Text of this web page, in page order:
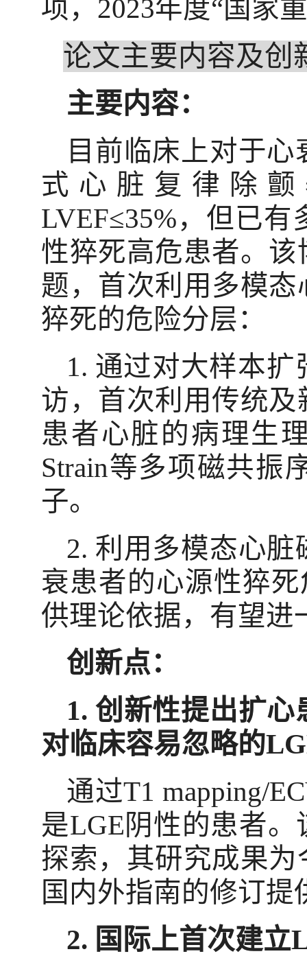
项， 2023年度“国家
论文主要内容及创
主要内容：
目前临床上对于
式心脏复律除
LVEF≤35% ，但已有
性猝死高危患者。
题，首次利用多模
猝死的危险分层：
1. 通过对大样本扩
访，首次利用传统
患者心脏的病理生
Strain等多项磁共振
子。
2. 利用多模态心脏
衰患者的心源性猝
供理论依据，有望进
创新点：
1. 创新性提出扩心
对临床容易忽略的
通过T1 mapping/
是LGE 阴性的患者
探索，其研究成果
国内外指南的修订
2. 国际上首次建立